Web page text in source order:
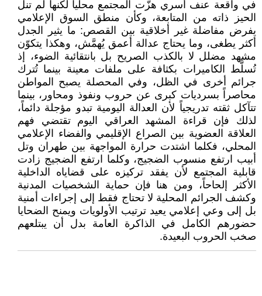
في واقعة عنف أسري هزّت المجتمع محلياً لكنها لم تنل
الحيز ذاته من المتابعة، وكأن منطق السوق الإعلامي
يفرض مفاضلة غير أخلاقية بين القصص: ما يثير الجدل
أكثر يطغى، وما يحتاج عدالة أعمق يُهمَّش، وهكذا يتكوّن
مشهد مضلل لا بالكذب الصريح بل بانتقائية الضوء، إذ
تُسلَّط الكاميرات بكثافة على ملفات معينة بينما تُترك
جرائم أخرى في الظل، وفي المحصلة يصبح المواطن
محاصراً بسرديات كبرى عن حروب ونفوذ ومحاور، بينما
تتآكل ثقته تدريجياً لأن العدالة اليومية تبدو مؤجلة دائماً،
لذلك فإن قراءة المشهد العراقي اليوم تقتضي فهم
العلاقة العضوية بين الصراع الإقليمي والفضاء الإعلامي
المحلي، فكلما اشتدت حرارة المواجهة بين طهران وتل
أبيب ارتفع منسوب الضجيج، وكلما ارتفع الضجيج زادت
قابلية المجتمع لأن يفقد تركيزه على قضاياه الداخلية
الأكثر إلحاحاً، ومن هنا فإن حماية الشخصيات المدنية
وكشف الجرائم المحلية لا تحتاج فقط إلى إجراءات أمنية
بل إلى وعي إعلامي يعيد ترتيب الأولويات ويمنح الضحايا
حضورهم الكامل في الذاكرة العامة بدل أن يبتلعهم
صخب الحروب البعيدة.